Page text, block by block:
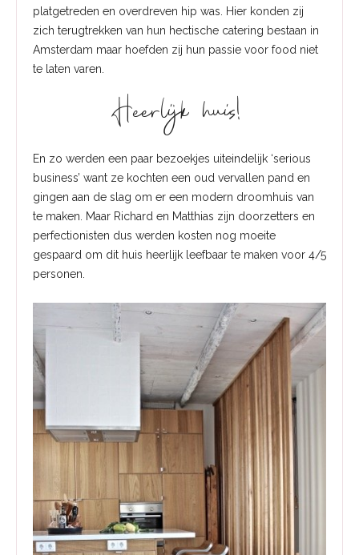
platgetreden en overdreven hip was. Hier konden zij
zich terugtrekken van hun hectische catering bestaan in
Amsterdam maar hoefden zij hun passie voor food niet
te laten varen.
Heerlijk huis!
En zo werden een paar bezoekjes uiteindelijk ‘serious
business’ want ze kochten een oud vervallen pand en
gingen aan de slag om er een modern droomhuis van
te maken. Maar Richard en Matthias zijn doorzetters en
perfectionisten dus werden kosten nog moeite
gespaard om dit huis heerlijk leefbaar te maken voor 4/5
personen.